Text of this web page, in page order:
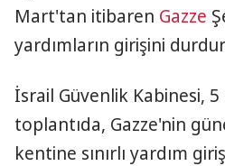
Mart'tan itibaren Gazze
yardımların girişini
İsrail Güvenlik Kabinesi, 5
toplantıda, Gazze'nin
kentine sınırlı yardım